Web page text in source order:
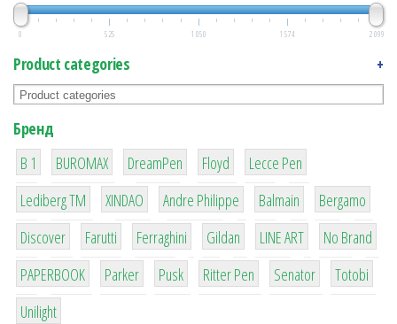
0 525 1 050 1 574 2 099
Product categories +
Бренд
B 1
1
BUROMAX
1
DreamPen
2
Floyd
2
Lecce Pen
3
Lediberg ТМ
3
XINDAO
1
Andre Philippe
4
Balmain
26
Bergamo
64
Discover
299
Farutti
4
Ferraghini
42
Gildan
4
LINE ART
90
No Brand
8
PAPERBOOK
6
Parker
2
Pusk
22
Ritter Pen
15
Senator
43
Totobi
1
Unilight